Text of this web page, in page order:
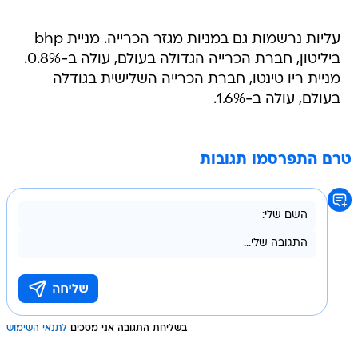
עליות נרשמות גם במניות מגזר הכרייה. מניית bhp
ביליטון, חברת הכרייה הגדולה בעולם, עולה ב-0.8%.
מניית ריו טינטו, חברת הכרייה השלישית בגודלה
בעולם, עולה ב-1.6%.
טרם התפרסמו תגובות
בשליחת התגובה אני מסכים לתנאי השימוש